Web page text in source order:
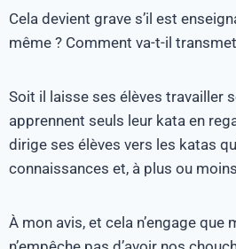
Cela devient grave s’il est
même ? Comment va-t-il
Soit il laisse ses élèves travailler
apprennent seuls leur kata en
dirige ses élèves vers les katas
connaissances et, à plus ou
À mon avis, et cela n’engage